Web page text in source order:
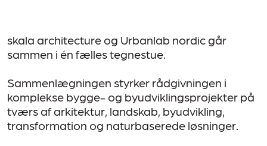
skala architecture og Urbanlab nordic går
sammen i én fælles tegnestue.
Sammenlægningen styrker rådgivningen i
komplekse bygge- og byudviklingsprojekter på
tværs af arkitektur, landskab, byudvikling,
transformation og naturbaserede løsninger.